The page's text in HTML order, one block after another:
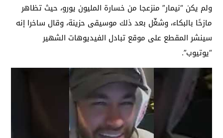
ولم يكن “نيمار” منزعجا من خسارة المليون يورو، حيث تظاهر
مازحًا بالبكاء، وشغّل بعد ذلك موسيقى حزينة، وقال ساخرا إنه
سينشر المقطع على موقع تبادل الفيديوهات الشهير
“يوتيوب”.